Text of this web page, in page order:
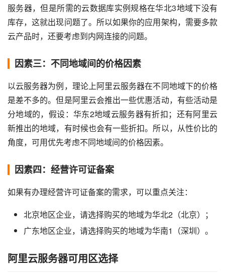
服务器，但是所需的云数据库实例规格在华北3地域下没有
库存，这就出现问题了。所以如果你的应用架构，需要多款
云产品时，还要考虑到内网连接的问题。
因素三：不同地域间的价格因素
以云服务器为例，理论上阿里云服务器在不同地域下的价格
是差不多的。但是阿里云会推出一些优惠活动，有些活动是
分地域的，假设：华东2地域云服务器有折扣；还有阿里云
新推出的地域，有时候也会有一些折扣。所以，从性价比的
角度，可用优先考虑不同地域间的价格因素。
因素四：经营许可证备案
如果有办理经营许可证备案的需求，可以重点关注：
北京地区企业，请选择购买的地域为华北2（北京）；
广东地区企业，请选择购买的地域为华南1（深圳）。
阿里云服务器可用区选择